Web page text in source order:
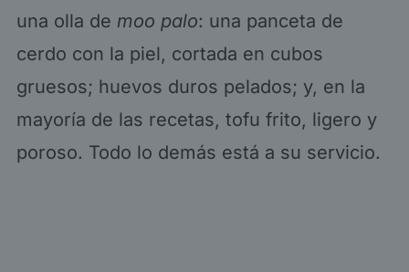
una olla de moo palo: una panceta de
cerdo con la piel, cortada en cubos
gruesos; huevos duros pelados; y, en la
mayoría de las recetas, tofu frito, ligero y
poroso. Todo lo demás está a su servicio.